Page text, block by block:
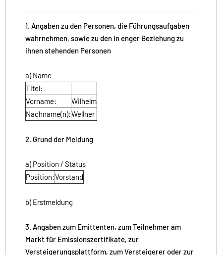
1. Angaben zu den Personen, die Führungsaufgaben
wahrnehmen, sowie zu den in enger Beziehung zu
ihnen stehenden Personen
a) Name
Titel:
Vorname:
Wilhelm
Nachname(n):Wellner
2. Grund der Meldung
a) Position / Status
Position:Vorstand
b) Erstmeldung
3. Angaben zum Emittenten, zum Teilnehmer am
Markt für Emissionszertifikate, zur
Versteigerungsplattform, zum Versteigerer oder zur